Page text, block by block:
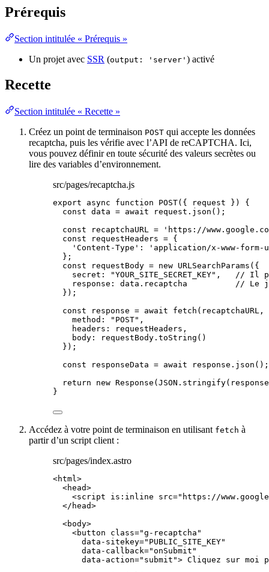
Prérequis
Section intitulée « Prérequis »
Un projet avec SSR (output: 'server' ) activé
Recette
Section intitulée « Recette »
Créez un point de terminaison POST qui accepte les données
recaptcha, puis les vérifie avec l’API de reCAPTCHA. Ici,
vous pouvez définir en toute sécurité des valeurs secrètes ou
lire des variables d’environnement.
src/pages/recaptcha.js
export async function POST( { request } )
{
const data = await request . json ();
const
recaptchaURL = ' https://
const
requestHeaders = {
' Content-Type ' : ' application/x-www-form-
} ;
const
requestBody = new URLSearchParams ( {
secret:
"YOUR_SITE_SECRET_KEY" ,
// Il
response: data . recaptcha
// Le
} );
const
response = await fetch ( recaptchaURL ,
method:
" POST" ,
headers:
requestHeaders ,
body:
requestBody . toString ()
} );
const
responseData = await response . json ();
return
new Response ( JSON . stringify(
}
Accédez à votre point de terminaison en utilisant fetch à
partir d’un script client :
src/pages/index.astro
<html >
<head>
<script is:inline src=" https://
</ head>
<body>
<button class="g-recaptcha "
data-sitekey=" PUBLIC_SITE_KEY"
data-callback="onSubmit "
data-action=" submit "> Cliquez sur